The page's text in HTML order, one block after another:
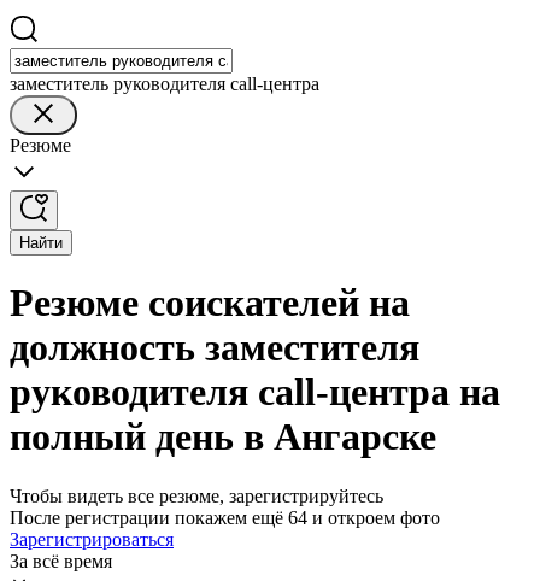
заместитель руководителя call-центра
Резюме
Найти
Резюме соискателей на
должность заместителя
руководителя call-центра на
полный день в Ангарске
Чтобы видеть все резюме, зарегистрируйтесь
После регистрации покажем ещё 64 и откроем фото
Зарегистрироваться
За всё время